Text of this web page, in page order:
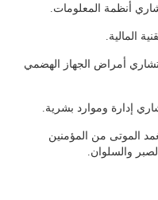
أنظمة المعلومات.
المالية.
أمراض الجهاز الهضمي
إدارة وموارد بشرية.
الموتى من المؤمنين
والسلوان.